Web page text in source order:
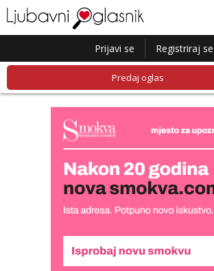
Prijavi se Registriraj se
Predaj oglas